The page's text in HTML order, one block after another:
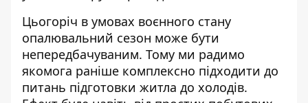
Цьогоріч в умовах воєнного стану
опалювальний сезон може бути
непередбачуваним. Тому ми радимо
якомога раніше комплексно підходити до
питань підготовки житла до холодів.